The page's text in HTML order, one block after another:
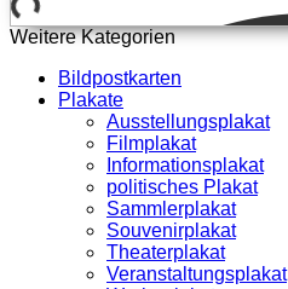
Weitere Kategorien
Bildpostkarten
Plakate
Ausstellungsplakat
Filmplakat
Informationsplakat
politisches Plakat
Sammlerplakat
Souvenirplakat
Theaterplakat
Veranstaltungsplakat